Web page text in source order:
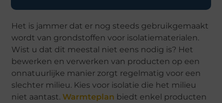
Het is jammer dat er nog steeds gebruikgemaakt
wordt van grondstoffen voor isolatiematerialen.
Wist u dat dit meestal niet eens nodig is? Het
bewerken en verwerken van producten op een
onnatuurlijke manier zorgt regelmatig voor een
slechter milieu. Kies voor isolatie die het milieu
niet aantast.Warmteplan biedt enkel producten